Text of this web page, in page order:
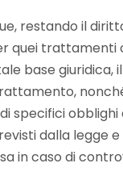
restando il
quei trattamenti
base giuridica,
specifici obblighi
dalla legge e
in caso di